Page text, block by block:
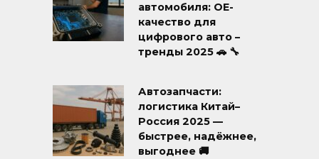
автомобиля: OE-
качество для
цифрового авто –
тренды 2025 🚗 🔧
Автозапчасти:
логистика Китай–
Россия 2025 —
быстрее, надёжнее,
выгоднее 🚚